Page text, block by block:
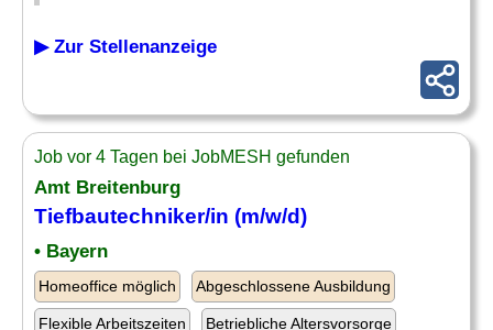
▶ Zur Stellenanzeige
Job vor 4 Tagen bei JobMESH gefunden
Amt Breitenburg
Tiefbautechniker/in (m/w/d)
• Bayern
Homeoffice möglich Abgeschlossene Ausbildung
Flexible Arbeitszeiten Betriebliche Altersvorsorge